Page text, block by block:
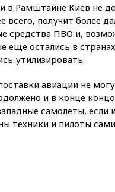
в Рамштайне Киев не
всего, получит более
средства ПВО и,
еще остались в
утилизировать.
авиации не
и в конце
самолеты, если
техники и пилоты